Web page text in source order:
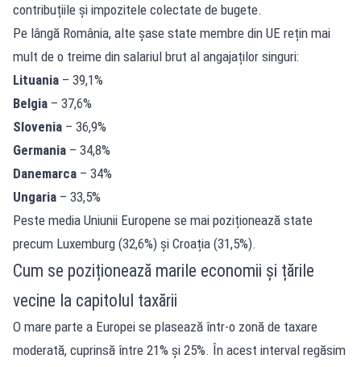
contribuțiile și impozitele colectate de bugete.
Pe lângă România, alte șase state membre din UE rețin mai
mult de o treime din salariul brut al angajaților singuri:
Lituania – 39,1%
Belgia – 37,6%
Slovenia – 36,9%
Germania – 34,8%
Danemarca – 34%
Ungaria – 33,5%
Peste media Uniunii Europene se mai poziționează state
precum Luxemburg (32,6%) și Croația (31,5%).
Cum se poziționează marile economii și țările
vecine la capitolul taxării
O mare parte a Europei se plasează într-o zonă de taxare
moderată, cuprinsă între 21% și 25%. În acest interval regăsim